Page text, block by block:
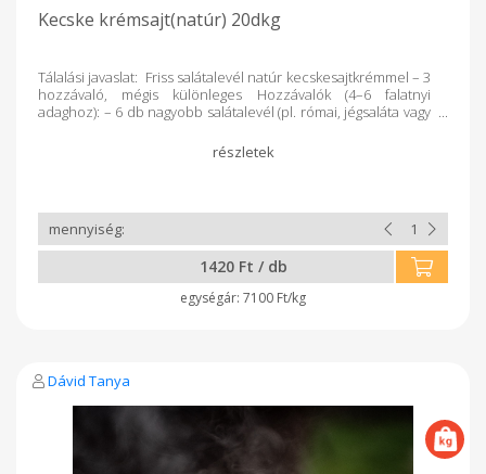
Kecske krémsajt(natúr) 20dkg
Tálalási javaslat: Friss salátalevél natúr kecskesajtkrémmel – 3
hozzávaló, mégis különleges Hozzávalók (4–6 falatnyi
adaghoz): – 6 db nagyobb salátalevél (pl. római, jégsaláta vagy
friss zöldfűszer (metélőhagyma, petrezselyem vagy kapor –
ízlés szerint) A salátaleveleket óvatosan megmosod,
csak lazán hajtod – és már tálalhatod is! Tipp: – Ha ünnepibb
hangulatot szeretnél, szórd meg pirított dióval vagy tálald
gránátalmamaggal.
1420 Ft / db
7100 Ft/kg
Dávid Tanya